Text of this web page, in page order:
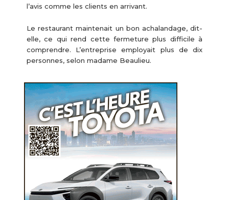
l’avis comme les clients en arrivant.
Le restaurant maintenait un bon achalandage, dit-
elle, ce qui rend cette fermeture plus difficile à
comprendre. L’entreprise employait plus de dix
personnes, selon madame Beaulieu.